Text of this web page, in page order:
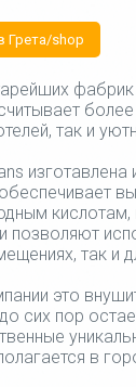
Грета/shop
так и
позволяют
так и
это
сих пор
в